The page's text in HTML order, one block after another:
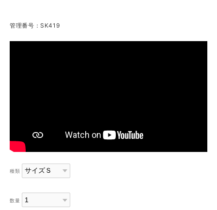
管理番号：SK419
種類
数量